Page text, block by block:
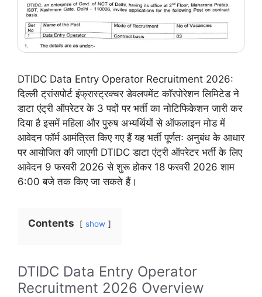
DTIDC Data Entry Operator Recruitment 2026:
दिल्ली ट्रांसपोर्ट इंफ्रास्ट्रक्चर डेवलपमेंट कॉरपोरेशन लिमिटेड ने
डाटा एंट्री ऑपरेटर के 3 पदों पर भर्ती का नोटिफिकेशन जारी कर
दिया है इसमें महिला और पुरुष अभ्यर्थियों से ऑफलाइन मोड में
आवेदन फॉर्म आमंत्रित किए गए हैं यह भर्ती पूर्णतः अनुबंध के आधार
पर आयोजित की जाएगी DTIDC डाटा एंट्री ऑपरेटर भर्ती के लिए
आवेदन 9 फरवरी 2026 से शुरू होकर 18 फरवरी 2026 शाम
6:00 बजे तक किए जा सकते हैं।
Contents show
DTIDC Data Entry Operator
Recruitment 2026 Overview